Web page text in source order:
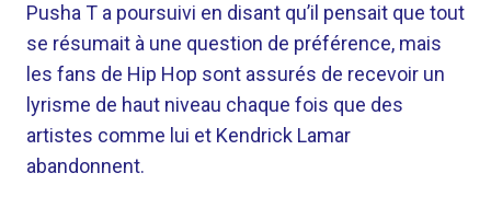
Pusha T a poursuivi en disant qu’il pensait que tout
se résumait à une question de préférence, mais
les fans de Hip Hop sont assurés de recevoir un
lyrisme de haut niveau chaque fois que des
artistes comme lui et Kendrick Lamar
abandonnent.